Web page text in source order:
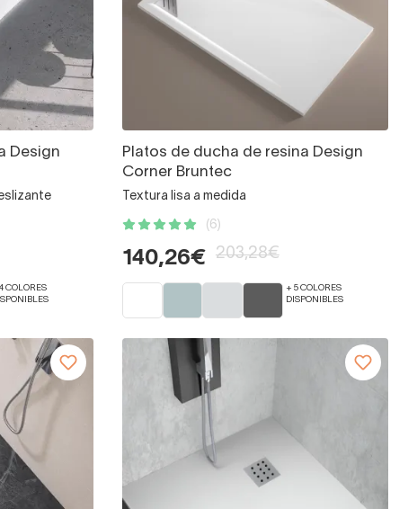
Design
COLORES
Platos de ducha de resina Design
Corner Bruntec
Textura lisa a medida
(6)
140,26€ 203,28€
+ 5 COLORES
DISPONIBLES